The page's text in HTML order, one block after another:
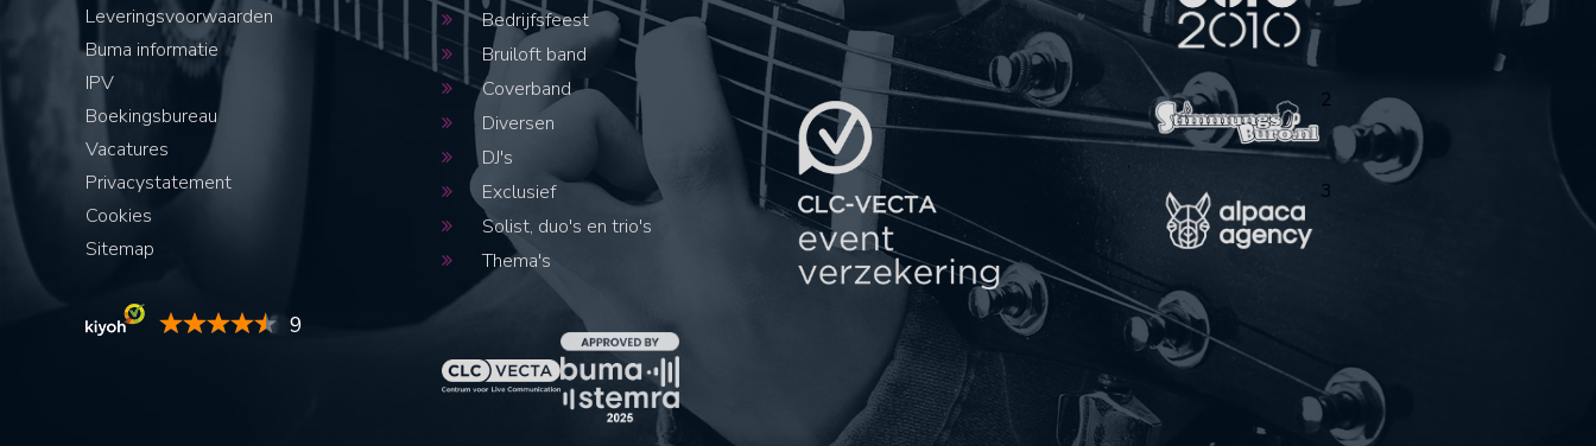
Leveringsvoorwaarden
Buma informatie
IPV
Boekingsbureau
Vacatures
Privacystatement
Cookies
Sitemap
9
Bedrijfsfeest
Bruiloft band
Coverband
Diversen
DJ's
Exclusief
Solist, duo's en trio's
Thema's
2
3